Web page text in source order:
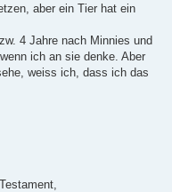
aber ein Tier hat ein
4 Jahre nach Minnies und
ich an sie denke. Aber
weiss ich, dass ich das